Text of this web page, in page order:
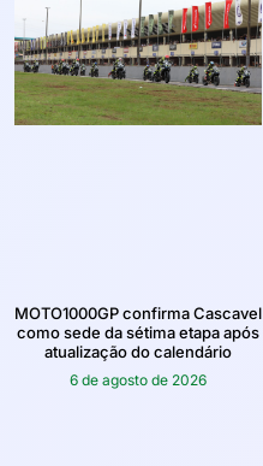
MOTO1000GP confirma Cascavel
como sede da sétima etapa após
atualização do calendário
6 de agosto de 2026